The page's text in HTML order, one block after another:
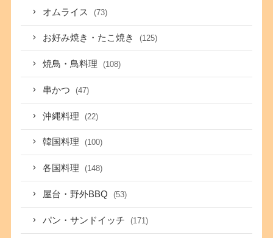
オムライス (73)
お好み焼き・たこ焼き (125)
焼鳥・鳥料理 (108)
串かつ (47)
沖縄料理 (22)
韓国料理 (100)
各国料理 (148)
屋台・野外BBQ (53)
パン・サンドイッチ (171)